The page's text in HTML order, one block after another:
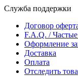
Служба поддержки
Договор
F.A.Q. /
Оформление
Доставка
Оплата
Отследить